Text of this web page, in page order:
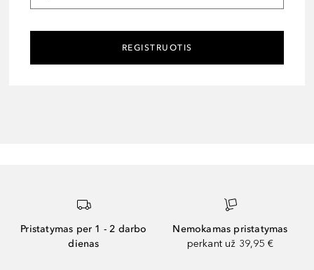
REGISTRUOTIS
Pristatymas per 1 - 2 darbo
dienas
Nemokamas pristatymas
perkant už 39,95 €